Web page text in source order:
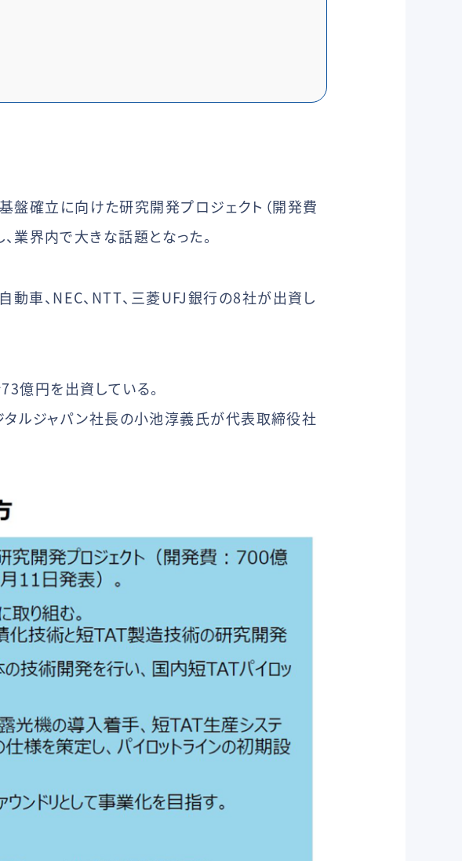
確立に向けた研究開発プロジェクト（開発費
業界内で大きな話題となった。
自動車、NEC、NTT、三菱UFJ銀行の8社が出資し
億円を出資している。
ルジャパン社長の小池淳義氏が代表取締役社